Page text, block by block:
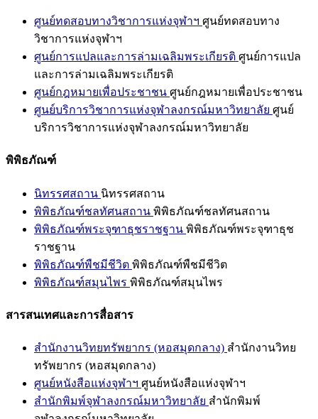
ศูนย์ทดสอบทางวิชาการแห่งจุฬาฯ ศูนย์ทดสอบทาง
วิชาการแห่งจุฬาฯ
ศูนย์การแปลและการล่ามเฉลิมพระเกียรติ ศูนย์การแปล
และการล่ามเฉลิมพระเกียรติ
ศูนย์กฎหมายเพื่อประชาชน ศูนย์กฎหมายเพื่อประชาชน
ศูนย์บริการวิชาการแห่งจุฬาลงกรณ์มหาวิทยาลัย ศูนย์
บริการวิชาการแห่งจุฬาลงกรณ์มหาวิทยาลัย
พิพิธภัณฑ์
นิทรรศสถาน นิทรรศสถาน
พิพิธภัณฑ์ชลทัศนสถาน พิพิธภัณฑ์ชลทัศนสถาน
พิพิธภัณฑ์พระจุฑาธุชราชฐาน พิพิธภัณฑ์พระจุฑาธุช
ราชฐาน
พิพิธภัณฑ์พืชมีชีวิต พิพิธภัณฑ์พืชมีชีวิต
พิพิธภัณฑ์สมุนไพร พิพิธภัณฑ์สมุนไพร
สารสนเทศและการสื่อสาร
สำนักงานวิทยทรัพยากร (หอสมุดกลาง) สำนักงานวิทย
ทรัพยากร (หอสมุดกลาง)
ศูนย์หนังสือแห่งจุฬาฯ ศูนย์หนังสือแห่งจุฬาฯ
สำนักพิมพ์จุฬาลงกรณ์มหาวิทยาลัย สำนักพิมพ์